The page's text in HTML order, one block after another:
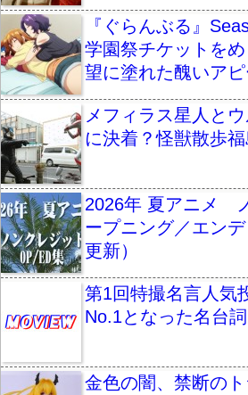
『ぐらんぶる』
学園祭チケットを
望に塗れた醜いア
メフィラス星人と
に決着？怪獣散歩福
2026年 夏アニメ
ープニング／エン
更新）
第1回特撮名言人気
No.1となった名台
金色の闇、禁断の